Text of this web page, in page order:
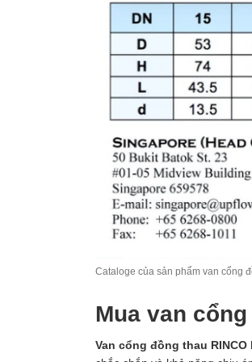
Cataloge của sản phẩm van cổng
Mua van
Van cổng đồng thau RINCO